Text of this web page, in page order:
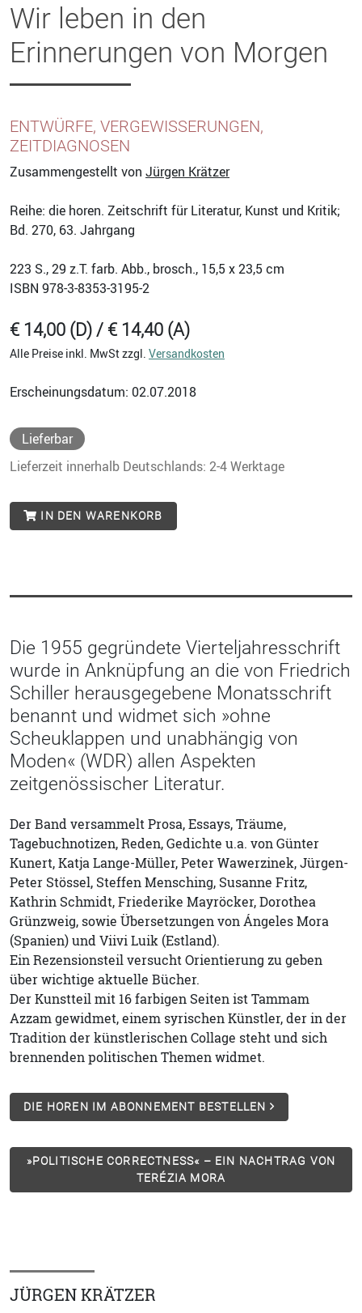
Wir leben in den
Erinnerungen von Morgen
ENTWÜRFE, VERGEWISSERUNGEN,
ZEITDIAGNOSEN
Zusammengestellt von Jürgen Krätzer
Reihe: die horen. Zeitschrift für Literatur, Kunst und Kritik;
Bd. 270, 63. Jahrgang
223 S., 29 z.T. farb. Abb., brosch., 15,5 x 23,5 cm
ISBN 978-3-8353-3195-2
€ 14,00 (D) / € 14,40 (A)
Alle Preise inkl. MwSt zzgl. Versandkosten
Erscheinungsdatum: 02.07.2018
Lieferbar
Lieferzeit innerhalb Deutschlands: 2-4 Werktage
IN DEN WARENKORB
Die 1955 gegründete Vierteljahresschrift
wurde in Anknüpfung an die von Friedrich
Schiller herausgegebene Monatsschrift
benannt und widmet sich »ohne
Scheuklappen und unabhängig von
Moden« (WDR) allen Aspekten
zeitgenössischer Literatur.
Der Band versammelt Prosa, Essays, Träume,
Tagebuchnotizen, Reden, Gedichte u.a. von Günter
Kunert, Katja Lange-Müller, Peter Wawerzinek, Jürgen-
Peter Stössel, Steffen Mensching, Susanne Fritz,
Kathrin Schmidt, Friederike Mayröcker, Dorothea
Grünzweig, sowie Übersetzungen von Ángeles Mora
(Spanien) und Viivi Luik (Estland).
Ein Rezensionsteil versucht Orientierung zu geben
über wichtige aktuelle Bücher.
Der Kunstteil mit 16 farbigen Seiten ist Tammam
Azzam gewidmet, einem syrischen Künstler, der in der
Tradition der künstlerischen Collage steht und sich
brennenden politischen Themen widmet.
DIE HOREN IM ABONNEMENT BESTELLEN
»POLITISCHE CORRECTNESS« – EIN NACHTRAG VON
TERÉZIA MORA
JÜRGEN KRÄTZER